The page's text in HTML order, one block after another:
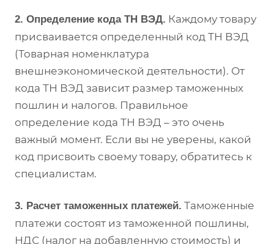
2. Определение кода ТН ВЭД. Каждому товару
присваивается определенный код ТН ВЭД
(Товарная номенклатура
внешнеэкономической деятельности). От
кода ТН ВЭД зависит размер таможенных
пошлин и налогов. Правильное
определение кода ТН ВЭД – это очень
важный момент. Если вы не уверены, какой
код присвоить своему товару, обратитесь к
специалистам.
3. Расчет таможенных платежей. Таможенные
платежи состоят из таможенной пошлины,
НДС (налог на добавленную стоимость) и